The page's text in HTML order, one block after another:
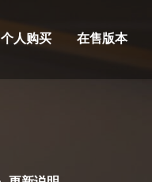
个人购买 在售版本